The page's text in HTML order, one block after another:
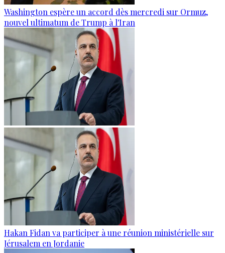
Washington espère un accord dès mercredi sur Ormuz,
nouvel ultimatum de Trump à l'Iran
Hakan Fidan va participer à une réunion ministérielle sur
Jérusalem en Jordanie